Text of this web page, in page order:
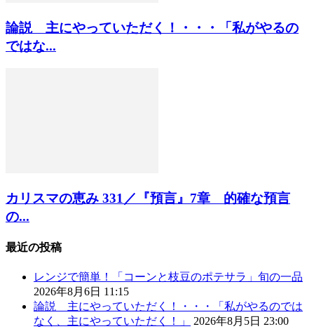
論説 主にやっていただく！・・・「私がやるの
ではな...
カリスマの恵み 331／『預言』7章 的確な預言
の...
最近の投稿
レンジで簡単！「コーンと枝豆のポテサラ」旬の一品
2026年8月6日 11:15
論説 主にやっていただく！・・・「私がやるのでは
なく、主にやっていただく！」
2026年8月5日 23:00